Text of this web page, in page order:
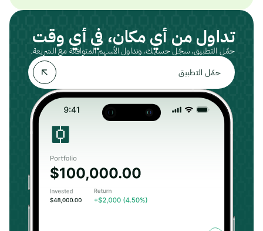
تداول من أي مكان، في أي وقت
حمّل التطبيق، سجّل حسابك، وتداول الأسهم المتوافقة مع الشريعة.
حمّل التطبيق